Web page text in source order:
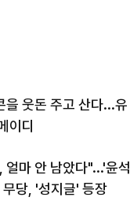
을 웃돈 주고 산다...유
이디
얼마 안 남았다"...'윤석
당, '성지글' 등장